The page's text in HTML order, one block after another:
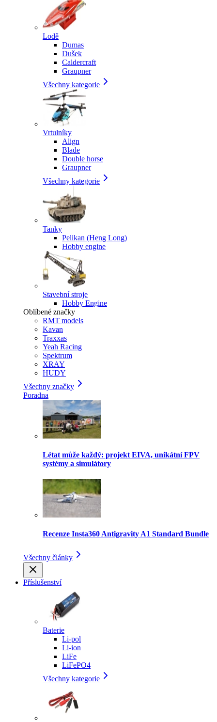
Lodě
Dumas
Dušek
Caldercraft
Graupner
Všechny kategorie
Vrtulníky
Align
Blade
Double horse
Graupner
Všechny kategorie
Tanky
Pelikan (Heng Long)
Hobby engine
Stavební stroje
Hobby Engine
Oblíbené značky
RMT models
Kavan
Traxxas
Yeah Racing
Spektrum
XRAY
HUDY
Všechny značky
Poradna
Létat může každý: projekt EIVA, unikátní FPV
systémy a simulátory
Recenze Insta360 Antigravity A1 Standard Bundle
Všechny články
Příslušenství
Baterie
Li-pol
Li-ion
LiFe
LiFePO4
Všechny kategorie